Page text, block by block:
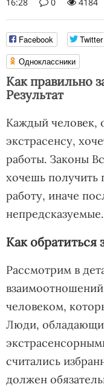
Facebook Twitter
Одноклассники
Как правильно
Результат
Каждый человек,
экстрасенсу,
работы. Законы
хочешь получить
работу, иначе
непредсказуемые.
Как обратиться
Рассмотрим в
человеком,
Люди,
считались
должен